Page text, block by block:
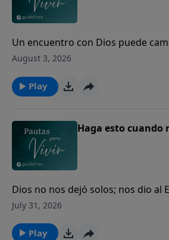
Un encuentro con Dios puede
siempre.
August 3, 2026
Play
Haga esto cuando
Dios no nos dejó solos; nos dio al
guiarnos, fortalecernos y
July 31, 2026
Play